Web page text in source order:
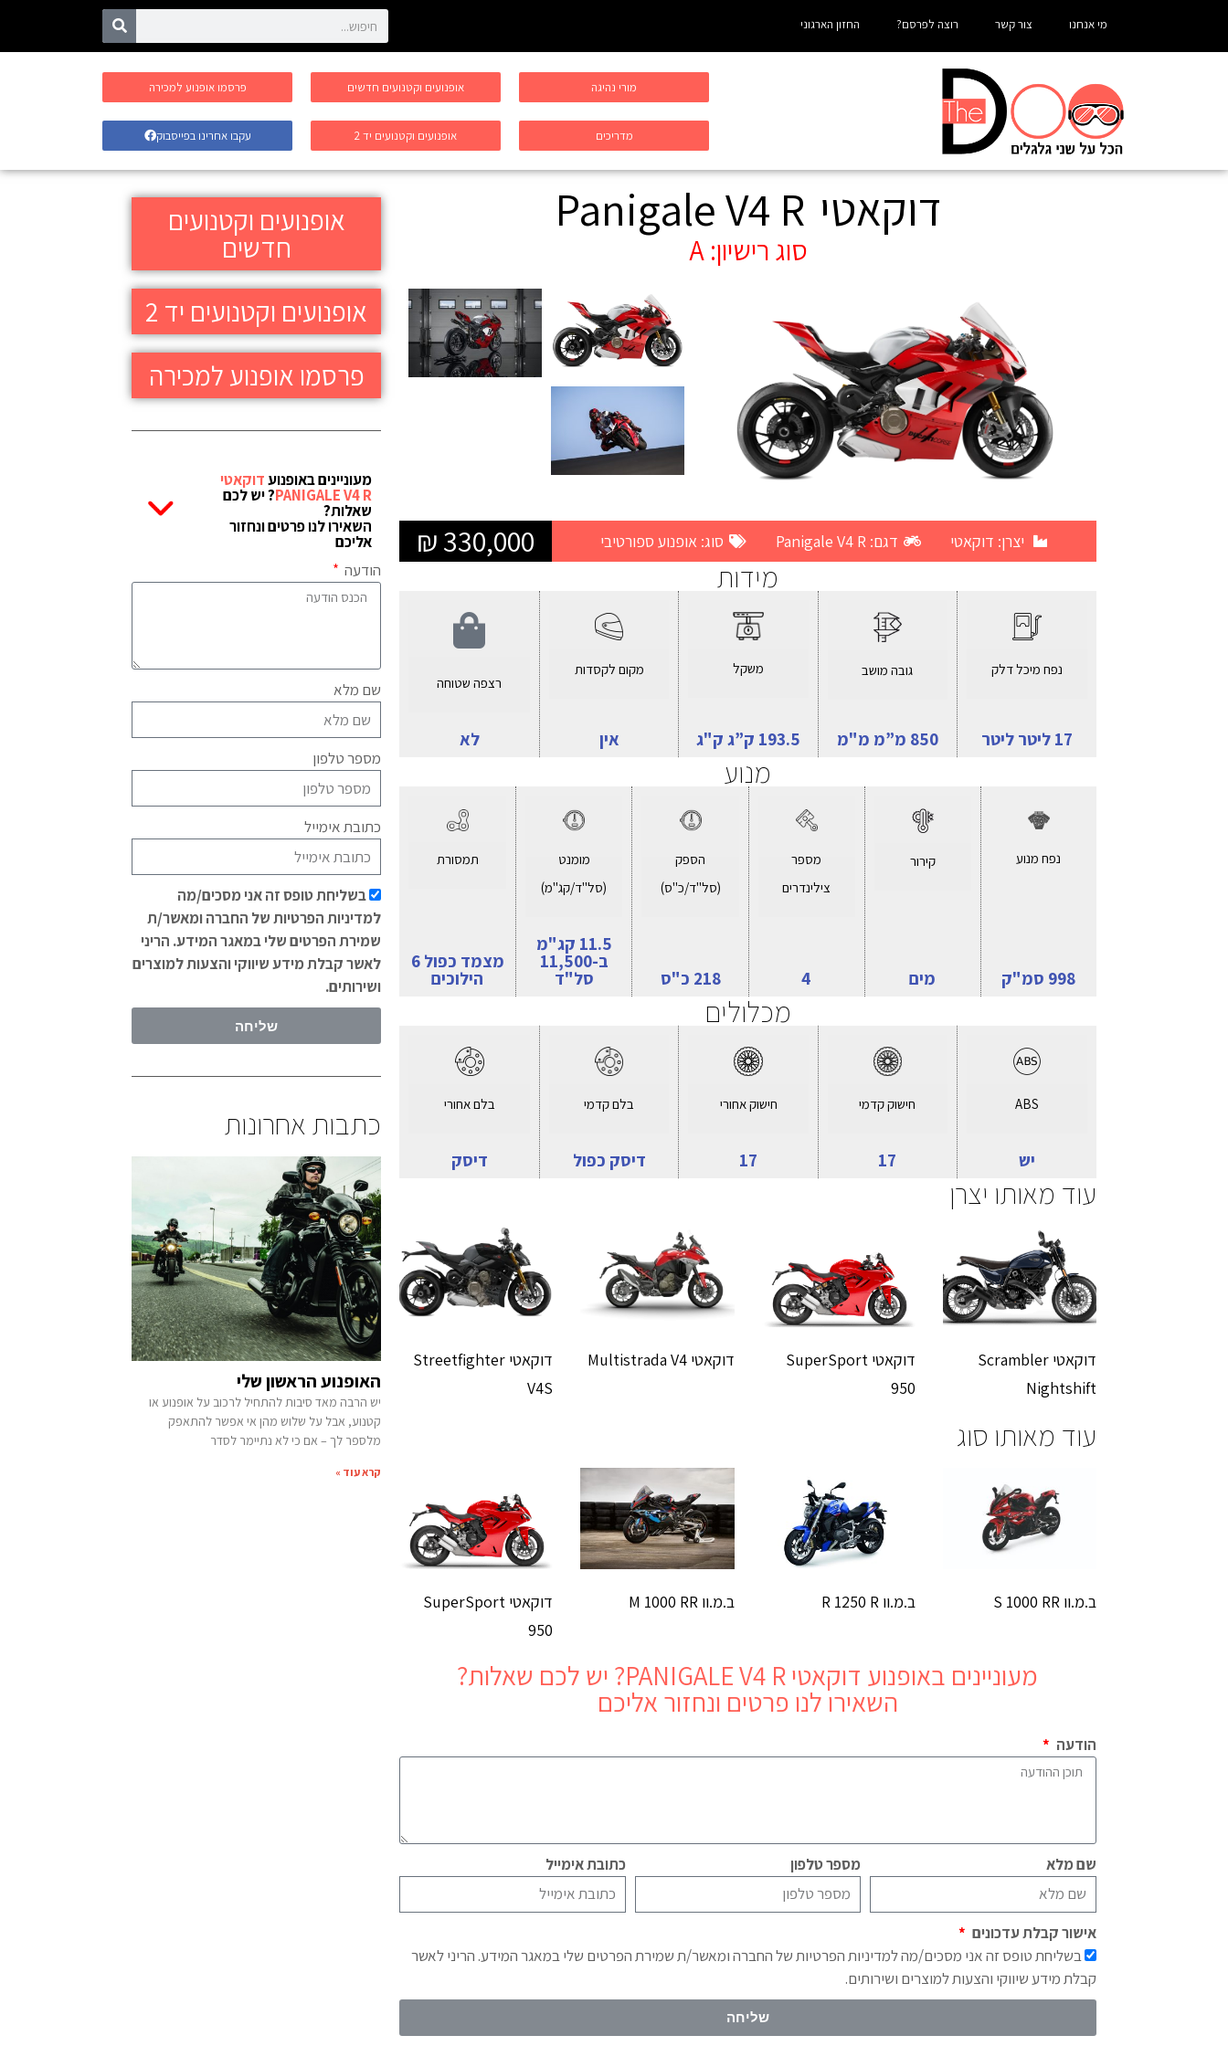
מי אנחנו צור קשר רוצה לפרסם? החזון הארגוני
מורי נהיגה
מדריכים
אופנועים וקטנועים חדשים
אופנועים וקטנועים יד 2
פרסמו אופנוע למכירה
עקבו אחרינו בפייסבוק
דוקאטי Panigale V4 R
סוג רישיון:A
יצרן: דוקאטי דגם: Panigale V4 R סוג: אופנוע ספורטיבי
330,000 ₪
מידות
נפח מיכל דלק
17 ליטר ליטר
גובה מושב
850 מ”מ מ"מ
משקל
193.5 ק”ג ק"ג
מקום לקסדות
אין
רצפה שטוחה
לא
מנוע
נפח מנוע
998 סמ"ק
קירור
מים
מספר
צילינדרים
4
הספק
(סל"ד/כ"ס)
218 כ"ס
מומנט
(סל"ד/קג"מ)
11.5 קג"מ
ב-11,500
סל"ד
תמסורת
מצמד כפול 6
הילוכים
מכלולים
ABS
יש
חישוק קדמי
17
חישוק אחורי
17
בלם קדמי
דיסק כפול
בלם אחורי
דיסק
עוד מאותו יצרן
דוקאטי Scrambler
Nightshift
דוקאטי SuperSport
950
דוקאטי Multistrada V4
דוקאטי Streetfighter
V4S
עוד מאותו סוג
ב.מ.וו S 1000 RR ב.מ.וו R 1250 R ב.מ.וו M 1000 RR
דוקאטי SuperSport
950
מעוניינים באופנוע דוקאטי PANIGALE V4 R ? יש לכם שאלות?
השאירו לנו פרטים ונחזור אליכם
הודעה
שם מלא מספר טלפון כתובת אימייל
אישור קבלת עדכונים
בשליחת טופס זה אני מסכים/מה למדיניות הפרטיות של החברה ומאשר/ת שמירת הפרטים שלי במאגר המידע. הריני לאשר
קבלת מידע שיווקי והצעות למוצרים ושירותים.
שליחה
אופנועים וקטנועים
חדשים
אופנועים וקטנועים יד 2
פרסמו אופנוע למכירה
מעוניינים באופנועדוקאטי
PANIGALE V4 R? יש לכם
שאלות?
השאירו לנו פרטים ונחזור
אליכם
הודעה
שם מלא
מספר טלפון
כתובת אימייל
בשליחת טופס זה אני מסכים/מה
למדיניות הפרטיות של החברה ומאשר/ת
שמירת הפרטים שלי במאגר המידע. הריני
לאשר קבלת מידע שיווקי והצעות למוצרים
ושירותים.
שליחה
כתבות אחרונות
האופנוע הראשון שלי
יש הרבה מאד סיבות להתחיל לרכוב על אופנוע או
קטנוע, אבל על שלוש מהן אי אפשר להתאפק
מלספר לך – אם כי לא נתיימר לסדר
קרא עוד »